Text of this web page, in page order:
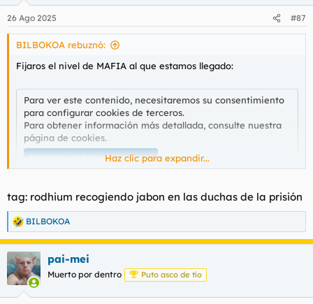
e
s
26 Ago 2025 #87
BILBOKOA rebuznó:
Fijaros el nivel de MAFIA al que estamos llegado:
Para ver este contenido, necesitaremos su consentimiento
para configurar cookies de terceros.
Para obtener información más detallada, consulte nuestra
página de cookies.
Aceptar cookies de terceros
Para ver este contenido, necesitaremos su consentimiento
para configurar cookies de terceros.
Para obtener información más detallada, consulte nuestra
página de cookies
Aceptar cookies de terceros
Haz clic para expandir...
tag: rodhium recogiendo jabon en las duchas de la prisión
R
e
a
c
c
i
BILBOKOA
pai-mei
Muerto por dentro Puto asco de tío